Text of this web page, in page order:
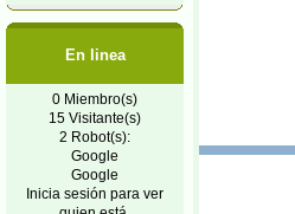
En linea
0 Miembro(s)
15 Visitante(s)
2 Robot(s):
Google
Google
Inicia sesión para ver